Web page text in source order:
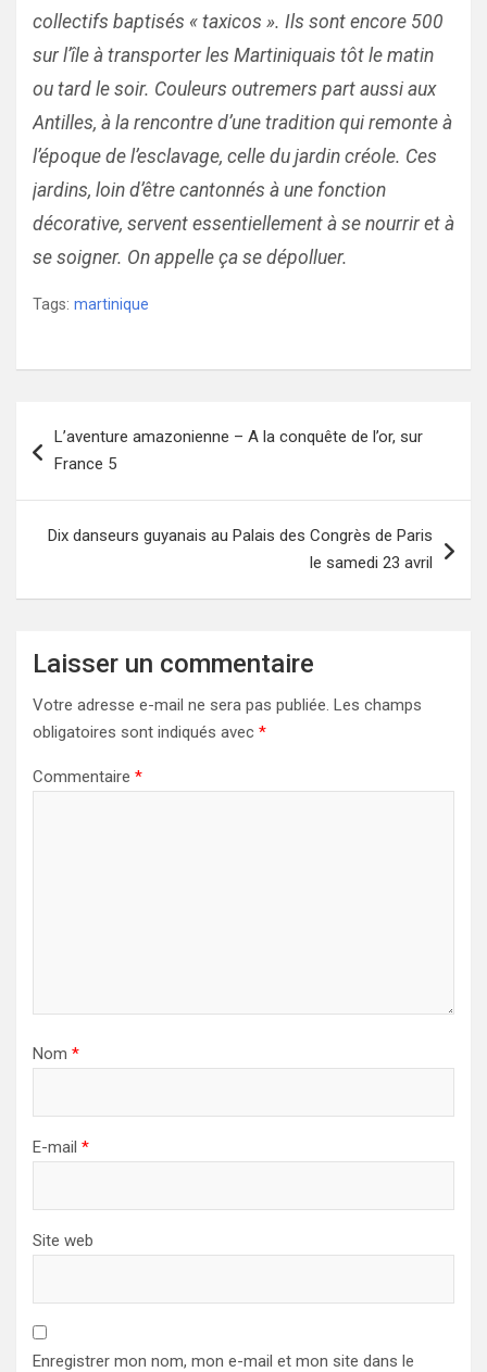
collectifs baptisés « taxicos ». Ils sont encore 500
sur l’île à transporter les Martiniquais tôt le matin
ou tard le soir. Couleurs outremers part aussi aux
Antilles, à la rencontre d’une tradition qui remonte à
l’époque de l’esclavage, celle du jardin créole. Ces
jardins, loin d’être cantonnés à une fonction
décorative, servent essentiellement à se nourrir et à
se soigner. On appelle ça se dépolluer.
Tags: martinique
de
L’aventure amazonienne – A la conquête de l’or, sur
France 5
Dix danseurs guyanais au Palais des Congrès de Paris
le samedi 23 avril
Laisser un commentaire
Votre adresse e-mail ne sera pas publiée. Les champs
obligatoires sont indiqués avec *
Commentaire *
Nom *
E-mail *
Site web
Enregistrer mon nom, mon e-mail et mon site dans le